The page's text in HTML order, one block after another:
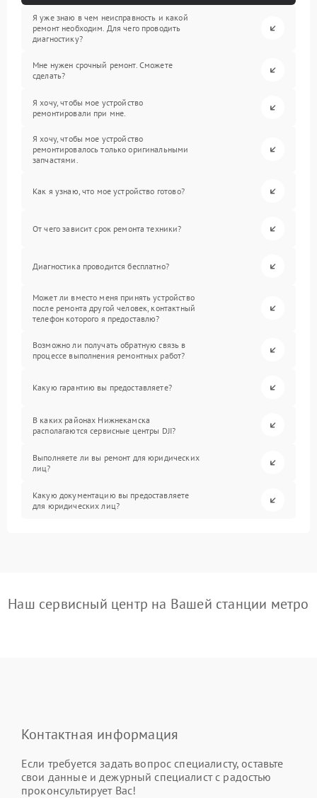
Я уже знаю в чем неисправность и какой
ремонт необходим. Для чего проводить
диагностику?
Мне нужен срочный ремонт. Сможете
сделать?
Я хочу, чтобы мое устройство
ремонтировали при мне.
Я хочу, чтобы мое устройство
ремонтировалось только оригинальными
запчастями.
Как я узнаю, что мое устройство готово?
От чего зависит срок ремонта техники?
Диагностика проводится бесплатно?
Может ли вместо меня принять устройство
после ремонта другой человек, контактный
телефон которого я предоставлю?
Возможно ли получать обратную связь в
процессе выполнения ремонтных работ?
Какую гарантию вы предоставляете?
В каких районах Нижнекамска
располагаются сервисные центры DJI?
Выполняете ли вы ремонт для юридических
лиц?
Какую документацию вы предоставляете
для юридических лиц?
Наш сервисный центр на Вашей станции метро
Контактная информация
Если требуется задать вопрос специалисту, оставьте
свои данные и дежурный специалист с радостью
проконсультирует Вас!